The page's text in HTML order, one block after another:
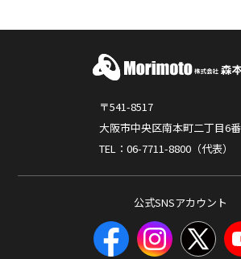
〒541-8517
大阪市中央区南本町二丁目6
TEL：06-7711-8800（代表）
公式SNSアカウント